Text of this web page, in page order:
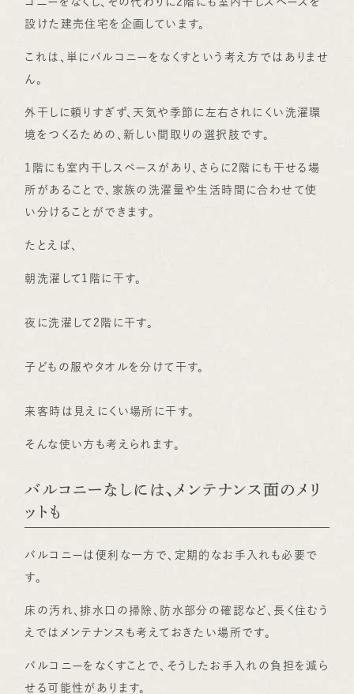
設けた建売住宅を企画しています。
これは、単にバルコニーをなくすという考え方ではありませ
ん。
外干しに頼りすぎず、天気や季節に左右されにくい洗濯環
境をつくるための、新しい間取りの選択肢です。
1階にも室内干しスペースがあり、さらに2階にも干せる場
所があることで、家族の洗濯量や生活時間に合わせて使
い分けることができます。
たとえば、
朝洗濯して1階に干す。
夜に洗濯して2階に干す。
子どもの服やタオルを分けて干す。
来客時は見えにくい場所に干す。
そんな使い方も考えられます。
バルコニーなしには、メンテナンス面のメリ
ットも
バルコニーは便利な一方で、定期的なお手入れも必要で
す。
床の汚れ、排水口の掃除、防水部分の確認など、長く住むう
えではメンテナンスも考えておきたい場所です。
バルコニーをなくすことで、そうしたお手入れの負担を減ら
せる可能性があります。